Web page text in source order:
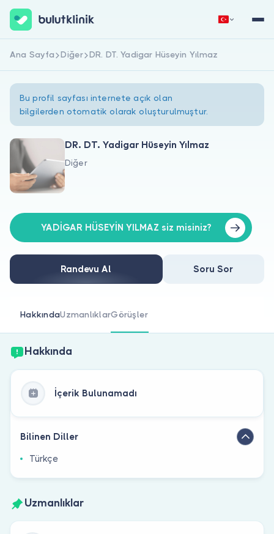
Hakkımızda
Doktorlar için
Doktor musunuz?
Hemen Kaydol Giriş Yap
Ana Sayfa Diğer DR. DT. Yadigar Hüseyin Yılmaz
Bu profil sayfası internete açık olan
bilgilerden otomatik olarak oluşturulmuştur.
DR. DT. Yadigar Hüseyin Yılmaz
Diğer
YADİGAR HÜSEYİN YILMAZ siz misiniz?
Randevu Al Soru Sor
HakkındaUzmanlıklarGörüşler
Hakkında
İçerik Bulunamadı
Bilinen Diller
Türkçe
Uzmanlıklar